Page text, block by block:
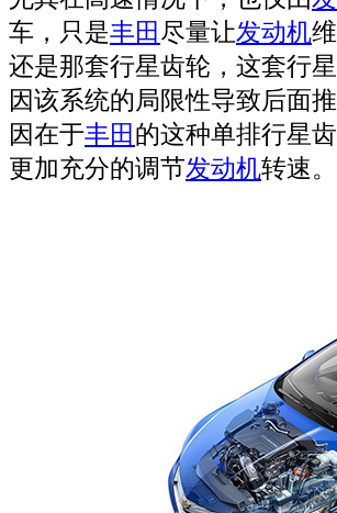
车，只是丰田尽量让发动机
还是那套行星齿轮，这套行
因该系统的局限性导致后面
因在于丰田的这种单排行星
更加充分的调节发动机转速。